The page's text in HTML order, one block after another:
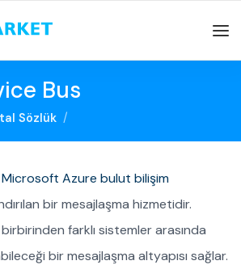
Bus
Sözlük
Microsoft Azure bulut bilişim
bir mesajlaşma hizmetidir.
farklı sistemler arasında
bir mesajlaşma altyapısı sağlar.